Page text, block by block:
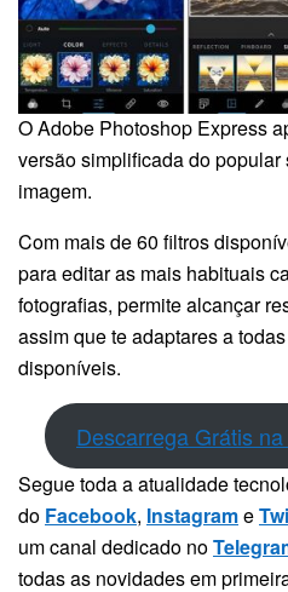
O Adobe Photoshop Express
versão simplificada do
imagem.
Com mais de 60 filtros
para editar as mais habituais
fotografias, permite alcançar
assim que te adaptares a
disponíveis.
Descarrega Grátis
Segue toda a atualidade
do Facebook, Instagrame
um canal dedicado no
todas as novidades em